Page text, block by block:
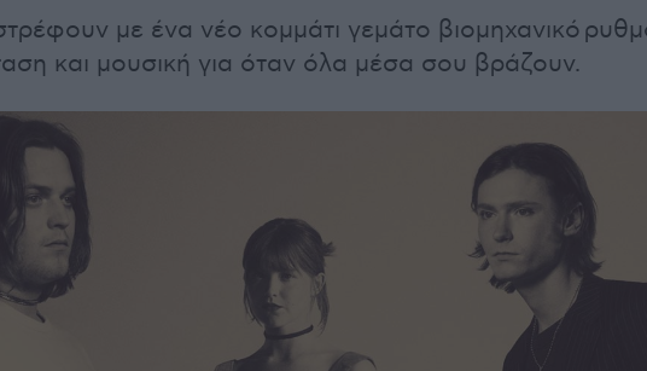
με ένα νέο κομμάτι γεμάτο βιομηχανικό
και μουσική για όταν όλα μέσα σου βράζουν.